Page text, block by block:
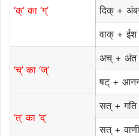
‘क्’ का ‘ग्’
दिक् +
वाक् + ईश
‘च्’ का ‘ज्’
अच् + अंत
षट् +
‘त्’ का ‘द्’
सत् + गति
सत् + वाणी